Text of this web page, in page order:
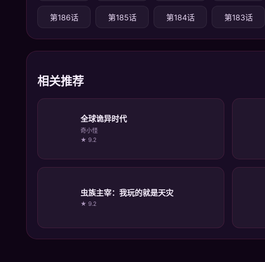
第186话 第185话 第184话 第183话
相关推荐
全球诡异时代
奇小怪
★ 9.2
虫族主宰：我玩的就是天灾
★ 9.2